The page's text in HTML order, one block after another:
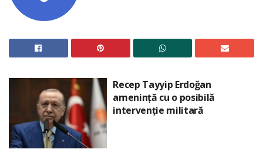
Recep Tayyip Erdoğan
amenință cu o posibilă
intervenție militară